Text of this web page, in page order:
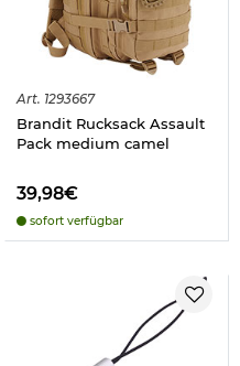
Art. 1293667
Brandit Rucksack Assault
Pack medium camel
39,98€
sofort verfügbar